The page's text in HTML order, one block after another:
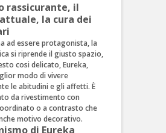
rassicurante, il
la cura dei
ad essere protagonista, la
si riprende il giusto spazio,
cosi delicato, Eureka,
modo di vivere
le abitudini e gli affetti. È
da rivestimento con
o a contrasto che
motivo decorativo.
di Eureka